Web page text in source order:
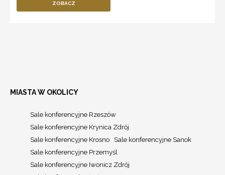
ZOBACZ
MIASTA W OKOLICY
Sale konferencyjne Rzeszów
Sale konferencyjne Krynica Zdrój
Sale konferencyjne Krosno
Sale konferencyjne Sanok
Sale konferencyjne Przemyśl
Sale konferencyjne Iwonicz Zdrój